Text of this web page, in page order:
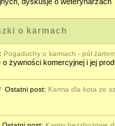
o karmach
Pogaduchy o karmach - pół
żywności komercyjnej i jej
Ostatni post: Karma dla kota ze